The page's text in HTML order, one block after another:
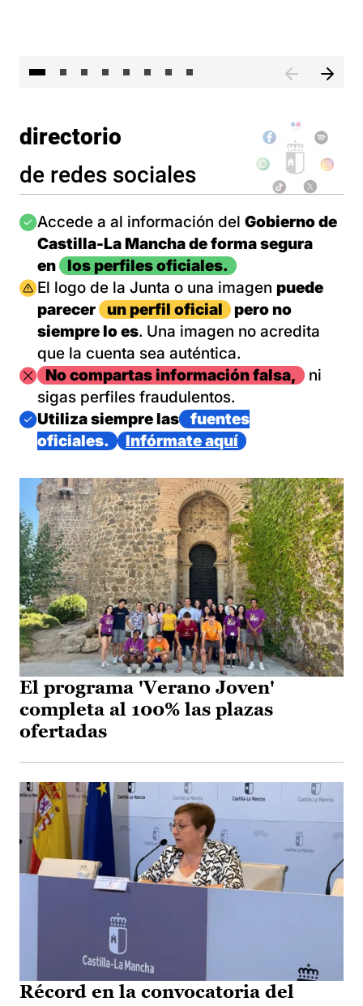
directorio
de redes sociales
Imagen
Accede a al información del Gobierno de
Castilla-La Mancha de forma segura
en
los perfiles oficiales.
Imagen
El logo de la Junta o una imagen puede
parecer
un perfil oficial
pero no
siempre lo es. Una imagen no acredita
que la cuenta sea auténtica.
ImagenNo compartas información falsa,
ni
sigas perfiles fraudulentos.
Imagen
Utiliza siempre las
fuentes
oficiales.
Infórmate aquí
El programa 'Verano Joven'
completa al 100% las plazas
ofertadas
Récord en la convocatoria del